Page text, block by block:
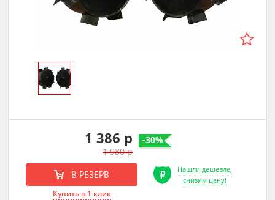
1 386 р
1 980 р
В РЕЗЕРВ
Купить в 1 клик
Нашли дешевле,
снизим цену!
-30%